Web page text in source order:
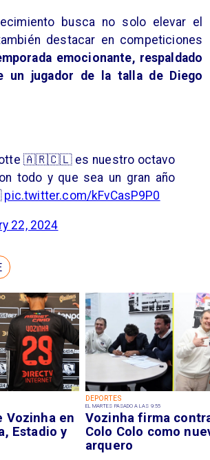
Vozinha en
Estadio y
DEPORTES
EL MARTES PASADO A LAS 9:55
Vozinha firma
Colo Colo como
arquero
busca no solo elevar el
destacar en competiciones
emocionante, respaldado
un jugador de la talla de Diego
🇦🇷🇨🇱 es nuestro octavo
todo y que sea un gran año
pic.twitter.com/kFvCasP9P0
22, 2024